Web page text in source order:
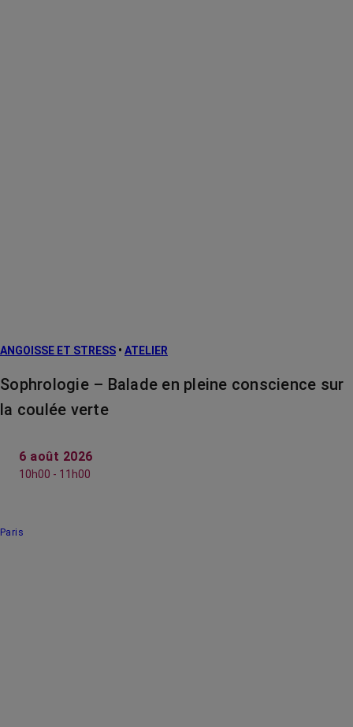
ANGOISSE ET STRESS • ATELIER
Sophrologie – Balade en pleine conscience sur
la coulée verte
6 août 2026
10h00 - 11h00
Paris